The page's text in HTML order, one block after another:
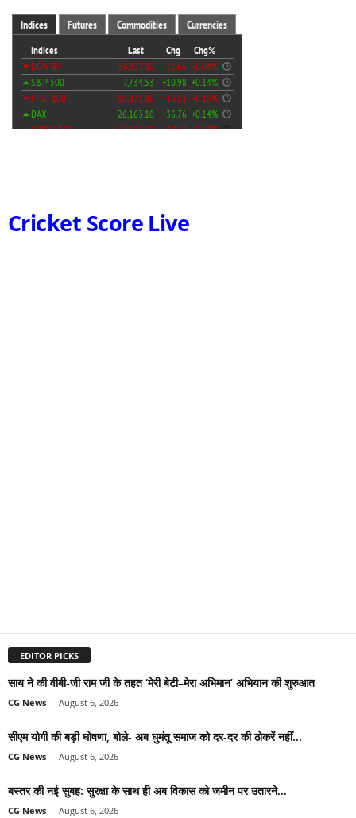
Cricket Score Live
EDITOR PICKS
साय ने की वीबी-जी राम जी के तहत ‘मेरी बेटी–मेरा अभिमान’ अभियान की शुरुआत
CG News - August 6, 2026
सीएम योगी की बड़ी घोषणा, बोले- अब घुमंतू समाज को दर-दर की ठोकरें नहीं...
CG News - August 6, 2026
बस्तर की नई सुबह: सुरक्षा के साथ ही अब विकास को जमीन पर उतारने...
CG News - August 6, 2026